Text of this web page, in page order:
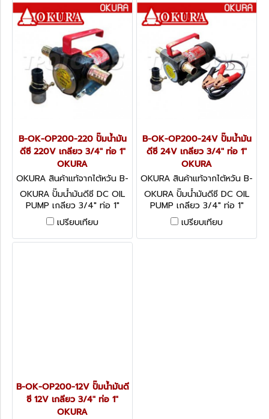
B-OK-OP200-220 ปั๊มน้ำมัน
ดีซี 220V เกลียว 3/4" ท่อ 1"
OKURA
OKURA สินค้าแท้จากไต้หวัน B-
OK-OP200-220
OKURA ปั๊มน้ำมันดีซี DC OIL
PUMP เกลียว 3/4" ท่อ 1"
เปรียบเทียบ
B-OK-OP200-24V ปั๊มน้ำมัน
ดีซี 24V เกลียว 3/4" ท่อ 1"
OKURA
OKURA สินค้าแท้จากไต้หวัน B-
OK-OP200-24V
OKURA ปั๊มน้ำมันดีซี DC OIL
PUMP เกลียว 3/4" ท่อ 1"
เปรียบเทียบ
B-OK-OP200-12V ปั๊มน้ำมันดี
ซี 12V เกลียว 3/4" ท่อ 1"
OKURA